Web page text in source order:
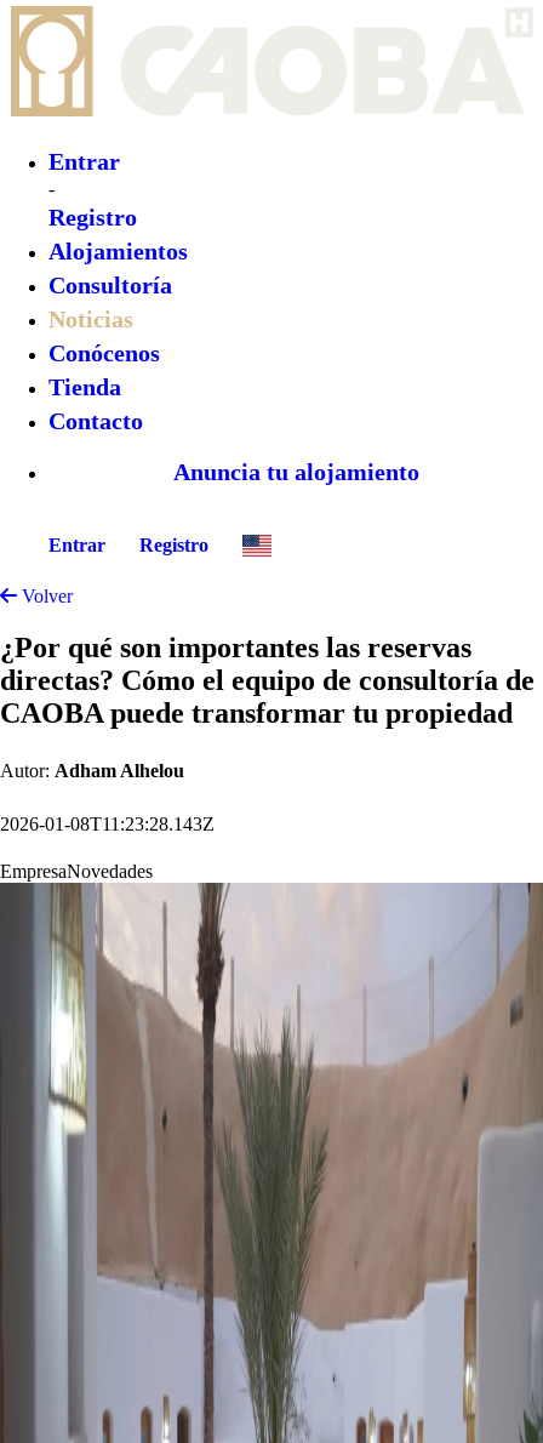
Entrar
-
Registro
Alojamientos
Consultoría
Noticias
Conócenos
Tienda
Contacto
Anuncia tu alojamiento
Entrar Registro
Volver
¿Por qué son importantes las reservas
directas? Cómo el equipo de consultoría de
CAOBA puede transformar tu propiedad
Autor: Adham Alhelou
2026-01-08T11:23:28.143Z
EmpresaNovedades